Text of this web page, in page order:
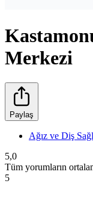
Merkezi
Paylaş
Ağız ve Diş
5,0
Tüm yorumların
5